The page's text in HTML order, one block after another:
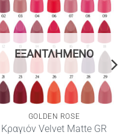
ΕΞΑΝΤΛΗΜΈΝΟ
GOLDEN ROSE
Κραγιόν Velvet Matte GR